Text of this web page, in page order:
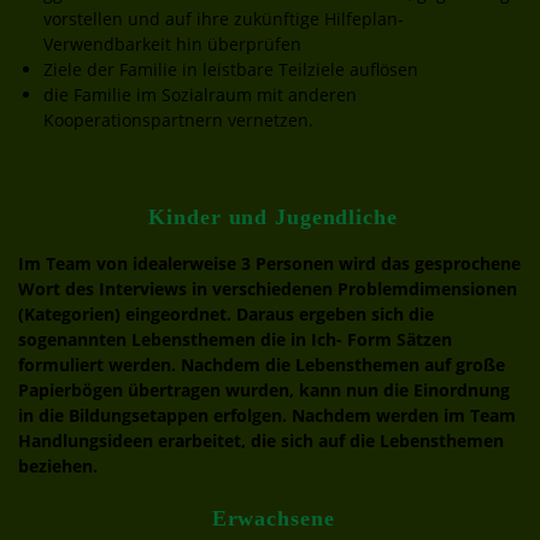
vorstellen und auf ihre zukünftige Hilfeplan-
Verwendbarkeit hin überprüfen
Ziele der Familie in leistbare Teilziele auflösen
die Familie im Sozialraum mit anderen
Kooperationspartnern vernetzen.
Kinder und Jugendliche
Im Team von idealerweise 3 Personen wird das gesprochene
Wort des Interviews in verschiedenen Problemdimensionen
(Kategorien) eingeordnet. Daraus ergeben sich die
sogenannten Lebensthemen die in Ich- Form Sätzen
formuliert werden. Nachdem die Lebensthemen auf große
Papierbögen übertragen wurden, kann nun die Einordnung
in die Bildungsetappen erfolgen. Nachdem werden im Team
Handlungsideen erarbeitet, die sich auf die Lebensthemen
beziehen.
Erwachsene